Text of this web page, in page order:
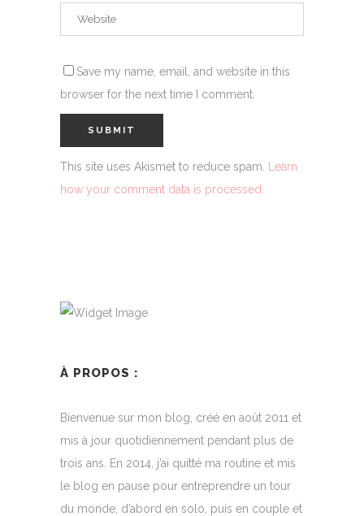
Save my name, email, and website in this
browser for the next time I comment.
This site uses Akismet to reduce spam. Learn
how your comment data is processed.
À PROPOS :
Bienvenue sur mon blog, créé en août 2011 et
mis à jour quotidiennement pendant plus de
trois ans. En 2014, j’ai quitté ma routine et mis
le blog en pause pour entreprendre un tour
du monde, d’abord en solo, puis en couple et